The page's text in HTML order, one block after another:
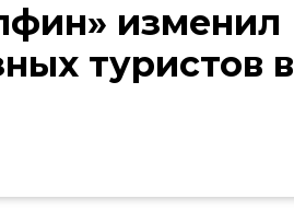
изменил
туристов в